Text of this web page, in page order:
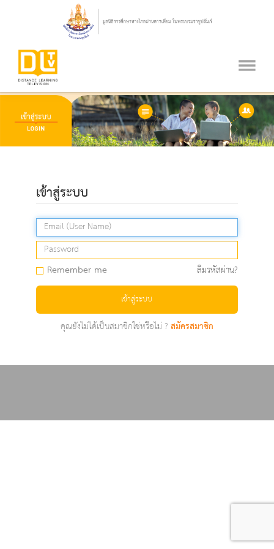
เข้าสู่ระบบ
Remember me ลืมรหัสผ่าน?
เข้าสู่ระบบ
คุณยังไม่ได้เป็นสมาชิกใช่หรือไม่ ?สมัครสมาชิก